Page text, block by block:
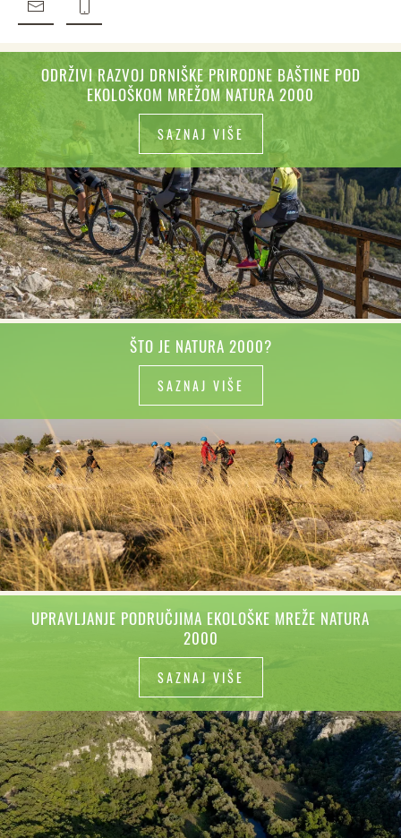
ODRŽIVI RAZVOJ DRNIŠKE PRIRODNE BAŠTINE POD
EKOLOŠKOM MREŽOM NATURA 2000
SAZNAJ VIŠE
ŠTO JE NATURA 2000?
SAZNAJ VIŠE
UPRAVLJANJE PODRUČJIMA EKOLOŠKE MREŽE NATURA
2000
SAZNAJ VIŠE